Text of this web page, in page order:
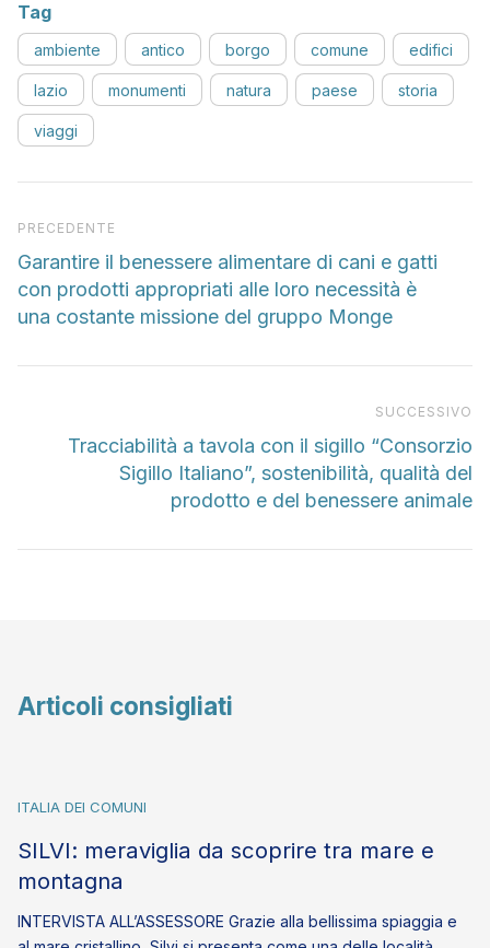
Tag
ambiente antico borgo comune edifici
lazio monumenti natura paese storia
viaggi
Articolo precedente
PRECEDENTE
Garantire il benessere alimentare di cani e gatti
con prodotti appropriati alle loro necessità è
una costante missione del gruppo Monge
SUCCESSIVO
Tracciabilità a tavola con il sigillo “Consorzio
Sigillo Italiano”, sostenibilità, qualità del
prodotto e del benessere animale
Articoli consigliati
ITALIA DEI COMUNI
SILVI: meraviglia da scoprire tra mare e
montagna
INTERVISTA ALL’ASSESSORE Grazie alla bellissima spiaggia e